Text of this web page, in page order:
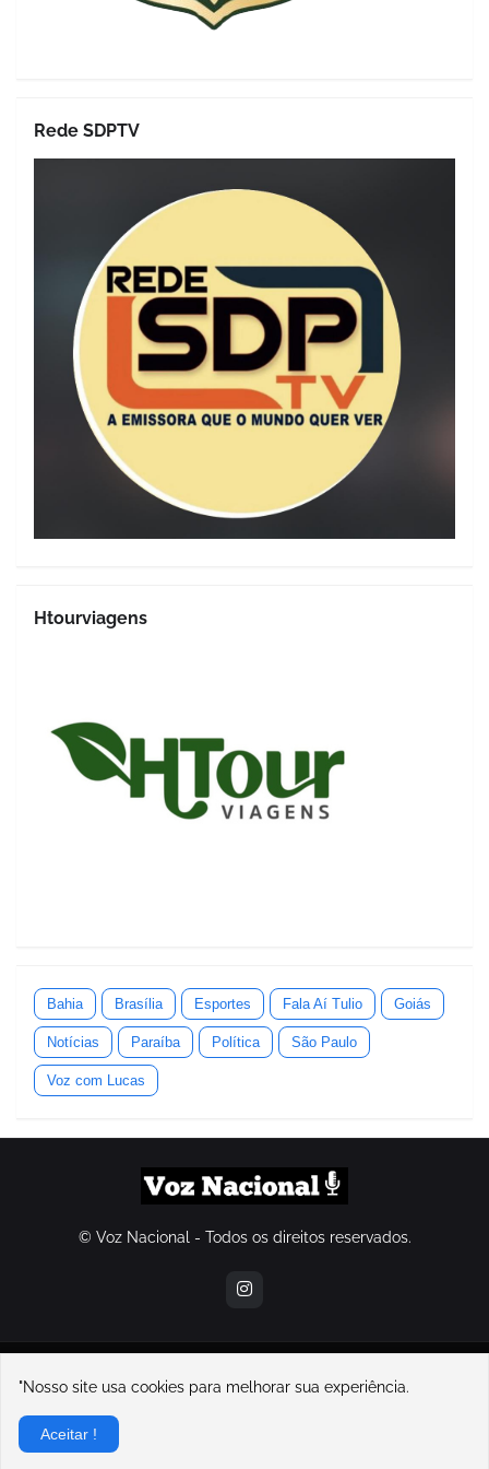
Rede SDPTV
Htourviagens
Bahia Brasília Esportes Fala Aí Tulio Goiás
Notícias Paraíba Política São Paulo
Voz com Lucas
© Voz Nacional - Todos os direitos reservados.
contatovoznacional@gmail.com
Sobre o Voz Nacional e seu fundador, Lucas Souza
"Nosso site usa cookies para melhorar sua experiência.
Aceitar !